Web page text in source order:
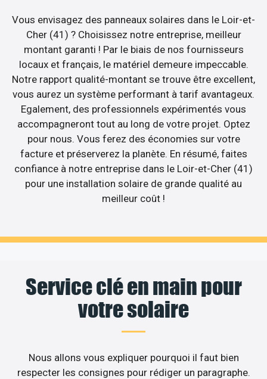
Vous envisagez des panneaux solaires dans le Loir-et-
Cher (41) ? Choisissez notre entreprise, meilleur
montant garanti ! Par le biais de nos fournisseurs
locaux et français, le matériel demeure impeccable.
Notre rapport qualité-montant se trouve être excellent,
vous aurez un système performant à tarif avantageux.
Egalement, des professionnels expérimentés vous
accompagneront tout au long de votre projet. Optez
pour nous. Vous ferez des économies sur votre
facture et préserverez la planète. En résumé, faites
confiance à notre entreprise dans le Loir-et-Cher (41)
pour une installation solaire de grande qualité au
meilleur coût !
Service clé en main pour
votre solaire
Nous allons vous expliquer pourquoi il faut bien
respecter les consignes pour rédiger un paragraphe.